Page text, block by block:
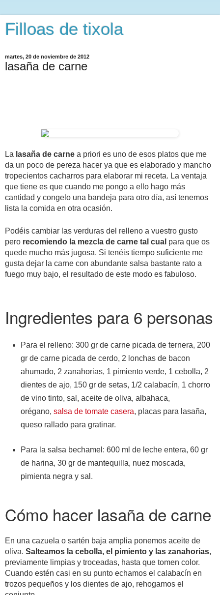
Filloas de tixola
martes, 20 de noviembre de 2012
lasaña de carne
La lasaña de carne a priori es uno de esos platos que me
da un poco de pereza hacer ya que es elaborado y mancho
tropecientos cacharros para elaborar mi receta. La ventaja
que tiene es que cuando me pongo a ello hago más
cantidad y congelo una bandeja para otro día, así tenemos
lista la comida en otra ocasión.
Podéis cambiar las verduras del relleno a vuestro gusto
pero recomiendo la mezcla de carne tal cual para que os
quede mucho más jugosa. Si tenéis tiempo suficiente me
gusta dejar la carne con abundante salsa bastante rato a
fuego muy bajo, el resultado de este modo es fabuloso.
Ingredientes para 6 personas
Para el relleno: 300 gr de carne picada de ternera, 200
gr de carne picada de cerdo, 2 lonchas de bacon
ahumado, 2 zanahorias, 1 pimiento verde, 1 cebolla, 2
dientes de ajo, 150 gr de setas, 1/2 calabacín, 1 chorro
de vino tinto, sal, aceite de oliva, albahaca,
orégano, salsa de tomate casera, placas para lasaña,
queso rallado para gratinar.
Para la salsa bechamel: 600 ml de leche entera, 60 gr
de harina, 30 gr de mantequilla, nuez moscada,
pimienta negra y sal.
Cómo hacer lasaña de carne
En una cazuela o sartén baja amplia ponemos aceite de
oliva. Salteamos la cebolla, el pimiento y las zanahorias,
previamente limpias y troceadas, hasta que tomen color.
Cuando estén casi en su punto echamos el calabacín en
trozos pequeños y los dientes de ajo, rehogamos el